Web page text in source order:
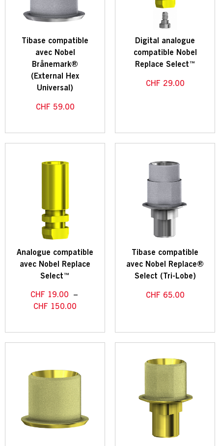
Tibase compatible
avec Nobel
Brånemark®
(External Hex
Universal)
CHF 59.00
Digital analogue
compatible Nobel
Replace Select™
CHF 29.00
Analogue compatible
avec Nobel Replace
Select™
CHF 19.00 –
CHF 150.00
Tibase compatible
avec Nobel Replace®
Select (Tri-Lobe)
CHF 65.00